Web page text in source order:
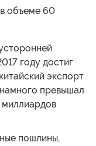
объеме 60
году достиг
экспорт
превышал
миллиардов
пошлины,